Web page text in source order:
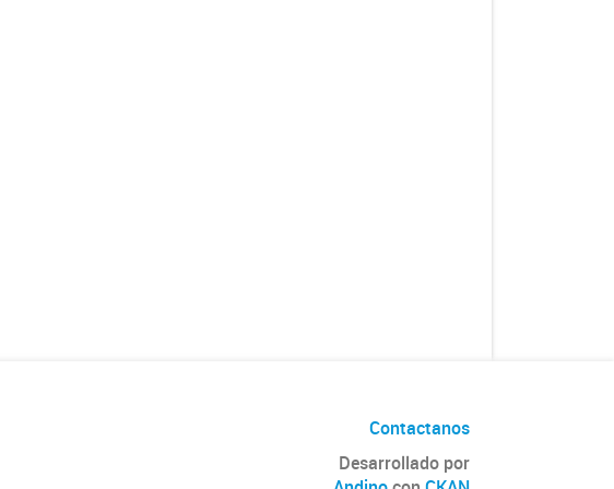
Contactanos
Desarrollado por